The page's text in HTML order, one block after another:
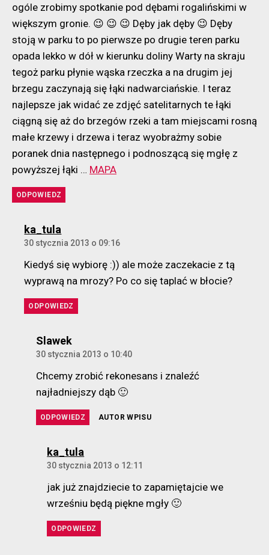
ogóle zrobimy spotkanie pod dębami rogalińskimi w
większym gronie. 😉 😉 😉 Dęby jak dęby 😉 Dęby
stoją w parku to po pierwsze po drugie teren parku
opada lekko w dół w kierunku doliny Warty na skraju
tegoż parku płynie wąska rzeczka a na drugim jej
brzegu zaczynają się łąki nadwarciańskie. I teraz
najlepsze jak widać ze zdjęć satelitarnych te łąki
ciągną się aż do brzegów rzeki a tam miejscami rosną
małe krzewy i drzewa i teraz wyobrażmy sobie
poranek dnia następnego i podnoszącą się mgłę z
powyższej łąki … MAPA
ODPOWIEDZ
ka_tula
30 stycznia 2013 o 09:16
Kiedyś się wybiorę :)) ale może zaczekacie z tą
wyprawą na mrozy? Po co się taplać w błocie?
ODPOWIEDZ
Slawekkomentarz:
30 stycznia 2013 o 10:40
Chcemy zrobić rekonesans i znaleźć
najładniejszy dąb 🙂
ODPOWIEDZ AUTOR WPISU
ka_tula
30 stycznia 2013 o 12:11
jak już znajdziecie to zapamiętajcie we
wrześniu będą piękne mgły 🙂
ODPOWIEDZ